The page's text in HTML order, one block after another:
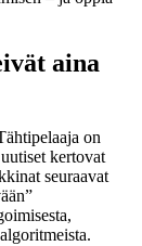
aina
on
kertovat
seuraavat